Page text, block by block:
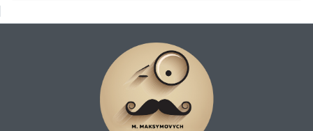
війни: у періоди військових успіхів
домінують мотиви національної гордості,
віри в перемогу та подяки ЗСУ, тоді як у
часи криз — акценти зміщуються на
звинувачення противника та емоційне
співпереживання.
Емоційна насиченість, використання